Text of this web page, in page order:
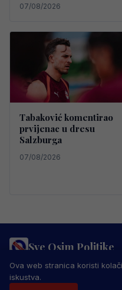
07/08/2026
Tabaković komentirao
prvijenac u dresu
Salzburga
07/08/2026
Sve Osim Politike
PRAVILA PRIVATNOSTI
IMPRESSUM
© 2026 Sve Osim Politike. Sva
Ova web stranica koristi
iskustva.